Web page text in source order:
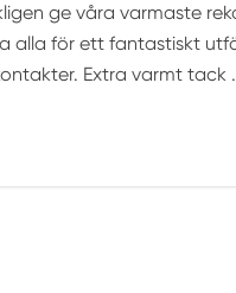
ge våra varmaste
alla för ett fantastiskt
Extra varmt tack